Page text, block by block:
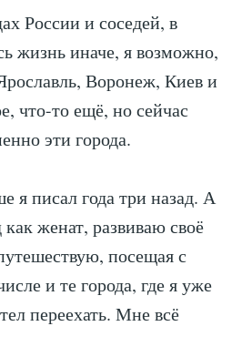
России и соседей, в
жизнь иначе, я возможно,
Воронеж, Киев и
что-то ещё, но сейчас
эти города.
я писал года три назад. А
как женат, развиваю своё
посещая с
и те города, где я уже
переехать. Мне всё